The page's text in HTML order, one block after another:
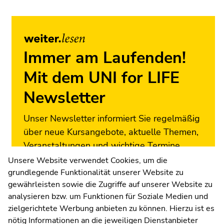
Immer am Laufenden!
Mit dem UNI for LIFE
Newsletter
Unser Newsletter informiert Sie regelmäßig
über neue Kursangebote, aktuelle Themen,
Veranstaltungen und wichtige Termine.
Melden Sie sich jetzt an!
Zur Newsletter-Anmeldung
Unsere Website verwendet Cookies, um die
grundlegende Funktionalität unserer Website zu
gewährleisten sowie die Zugriffe auf unserer Website zu
analysieren bzw. um Funktionen für Soziale Medien und
zielgerichtete Werbung anbieten zu können. Hierzu ist es
nötig Informationen an die jeweiligen Dienstanbieter